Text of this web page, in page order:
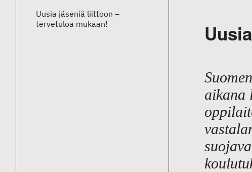
Uusia jäseniä liittoon –
tervetuloa mukaan!
aikana